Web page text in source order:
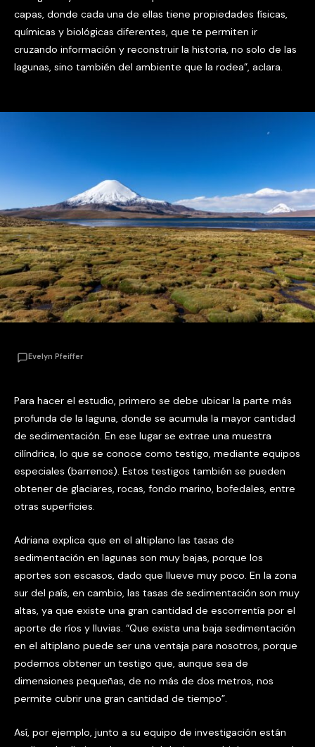
capas, donde cada una de ellas tiene propiedades físicas,
químicas y biológicas diferentes, que te permiten ir
cruzando información y reconstruir la historia, no solo de las
lagunas, sino también del ambiente que la rodea”, aclara.
Evelyn Pfeiffer
Para hacer el estudio, primero se debe ubicar la parte más
profunda de la laguna, donde se acumula la mayor cantidad
de sedimentación. En ese lugar se extrae una muestra
cilíndrica, lo que se conoce como testigo, mediante equipos
especiales (barrenos). Estos testigos también se pueden
obtener de glaciares, rocas, fondo marino, bofedales, entre
otras superficies.
Adriana explica que en el altiplano las tasas de
sedimentación en lagunas son muy bajas, porque los
aportes son escasos, dado que llueve muy poco. En la zona
sur del país, en cambio, las tasas de sedimentación son muy
altas, ya que existe una gran cantidad de escorrentía por el
aporte de ríos y lluvias. “Que exista una baja sedimentación
en el altiplano puede ser una ventaja para nosotros, porque
podemos obtener un testigo que, aunque sea de
dimensiones pequeñas, de no más de dos metros, nos
permite cubrir una gran cantidad de tiempo”.
Así, por ejemplo, junto a su equipo de investigación están